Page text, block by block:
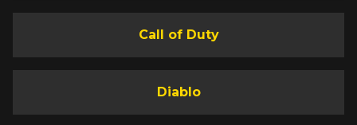
Call of Duty
Diablo